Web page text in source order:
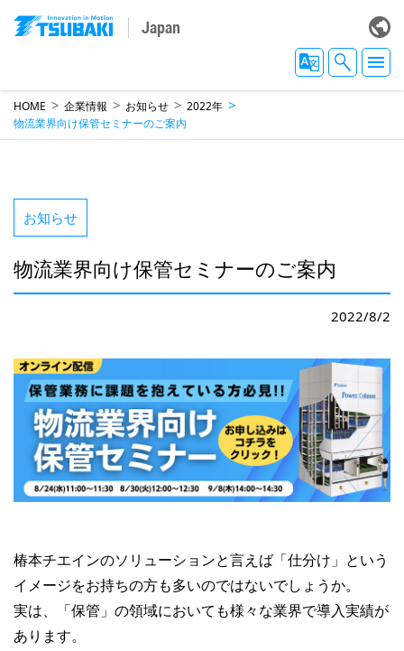
Japan
HOME 企業情報 お知らせ
2022年
物流業界向け保管セミナーのご案内
お知らせ
物流業界向け保管セミナーのご案内
2022/8/2
椿本チエインのソリューションと言えば「仕分け」という
イメージをお持ちの方も多いのではないでしょうか。
実は、「保管」の領域においても様々な業界で導入実績が
あります。